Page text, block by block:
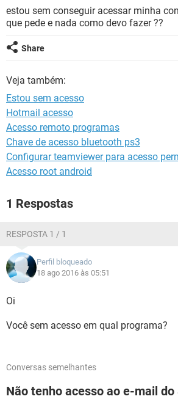
INSTAGRAM GMAIL
OUTLOOK EXCEL
INSTAGRAM
estou sem conseguir acessar minha
que pede e nada como devo fazer ??
Share
Veja também:
Estou sem acesso
Hotmail acesso
Acesso remoto programas
Chave de acesso bluetooth ps3
Configurar teamviewer para acesso
Acesso root android
1 Respostas
RESPOSTA 1 / 1
Perfil bloqueado
18 ago 2016 às 05:51
Oi
Você sem acesso em qual programa?
Conversas semelhantes
Não tenho acesso ao e-mail do